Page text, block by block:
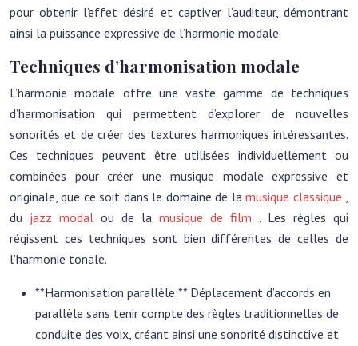
pour obtenir l’effet désiré et captiver l’auditeur, démontrant
ainsi la puissance expressive de l’harmonie modale.
Techniques d’harmonisation modale
L’harmonie modale offre une vaste gamme de techniques
d’harmonisation qui permettent d’explorer de nouvelles
sonorités et de créer des textures harmoniques intéressantes.
Ces techniques peuvent être utilisées individuellement ou
combinées pour créer une musique modale expressive et
originale, que ce soit dans le domaine de lamusique classique ,
du jazz modal ou de la musique de film . Les règles qui
régissent ces techniques sont bien différentes de celles de
l’harmonie tonale.
**Harmonisation parallèle:** Déplacement d’accords en
parallèle sans tenir compte des règles traditionnelles de
conduite des voix, créant ainsi une sonorité distinctive et